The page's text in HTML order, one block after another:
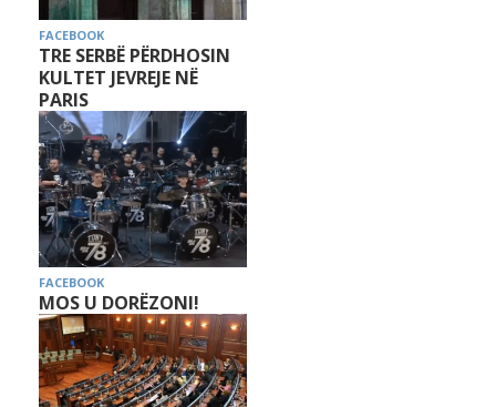
FACEBOOK
TRE SERBË PËRDHOSIN
KULTET JEVREJE NË
PARIS
FACEBOOK
MOS U DORËZONI!